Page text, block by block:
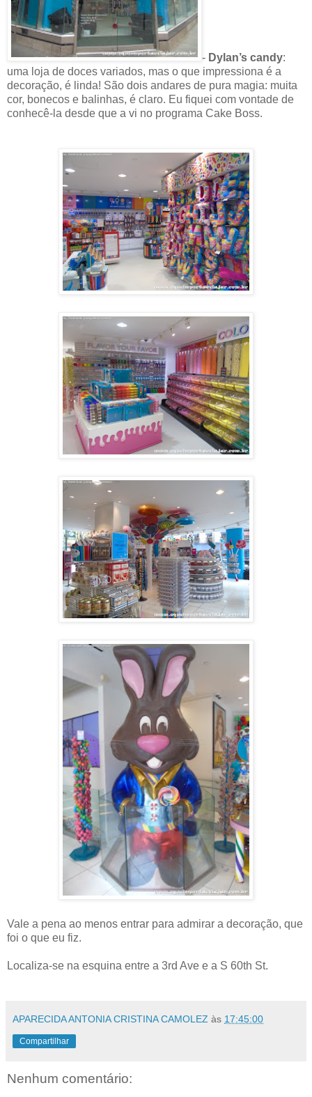
- Dylan’s candy:
uma loja de doces variados, mas o que impressiona é a
decoração, é linda! São dois andares de pura magia: muita
cor, bonecos e balinhas, é claro. Eu fiquei com vontade de
conhecê-la desde que a vi no programa Cake Boss.
Vale a pena ao menos entrar para admirar a decoração, que
foi o que eu fiz.
Localiza-se na esquina entre a 3rd Ave e a S 60th St.
APARECIDA ANTONIA CRISTINA CAMOLEZ às 17:45:00
Compartilhar
Nenhum comentário: